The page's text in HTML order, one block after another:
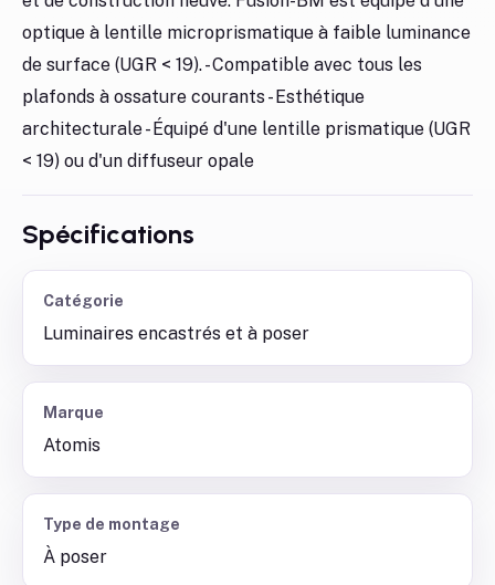
optique à lentille microprismatique à faible luminance
de surface (UGR < 19). - Compatible avec tous les
plafonds à ossature courants - Esthétique
architecturale - Équipé d'une lentille prismatique (UGR
< 19) ou d'un diffuseur opale
Spécifications
Catégorie
Luminaires encastrés et à poser
Marque
Atomis
Type de montage
À poser